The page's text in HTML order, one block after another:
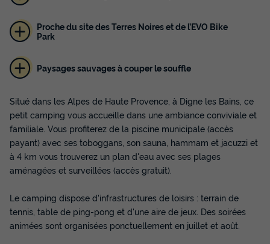
MOBILHOME 8 personnes - CONFORT 3
chambres
Annulation gratuite
Surface
Adultes Enfants Chambres
Terrasse couverte Animaux autorisés *
Cafetière
Réfrigérateur
Salon de jardin
Proche du site des Terres Noires et de l’EVO Bike
Park
Paysages sauvages à couper le souffle
Situé dans les Alpes de Haute Provence, à Digne les Bains, ce
petit camping vous accueille dans une ambiance conviviale et
familiale. Vous profiterez de la piscine municipale (accès
payant) avec ses toboggans, son sauna, hammam et jacuzzi et
à 4 km vous trouverez un plan d'eau avec ses plages
aménagées et surveillées (accès gratuit).
Le camping dispose d'infrastructures de loisirs : terrain de
tennis, table de ping-pong et d'une aire de jeux. Des soirées
animées sont organisées ponctuellement en juillet et août.